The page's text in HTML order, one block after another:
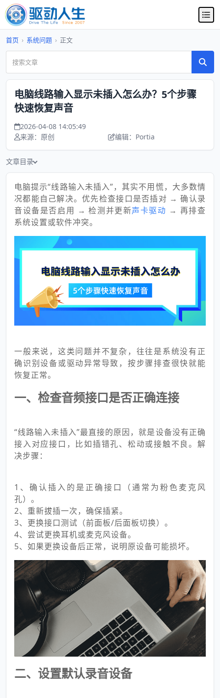
首页 › 系统问题 › 正文
电脑线路输入显示未插入怎么办？5个步骤
快速恢复声音
2026-04-08 14:05:49
来源：原创
编辑：Portia
文章目录
电脑提示“线路输入未插入”，其实不用慌，大多数情
况都能自己解决。优先检查接口是否插对 → 确认录
音设备是否启用 → 检测并更新声卡驱动 → 再排查
系统设置或软件冲突。
一般来说，这类问题并不复杂，往往是系统没有正
确识别设备或驱动异常导致，按步骤排查很快就能
恢复正常。
一、检查音频接口是否正确连接
“线路输入未插入”最直接的原因，就是设备没有正确
接入对应接口，比如插错孔、松动或接触不良。解
决步骤：
1、确认插入的是正确接口（通常为粉色麦克风
孔）。
2、重新拔插一次，确保插紧。
3、更换接口测试（前面板/后面板切换）。
4、尝试更换耳机或麦克风设备。
5、如果更换设备后正常，说明原设备可能损坏。
二、设置默认录音设备